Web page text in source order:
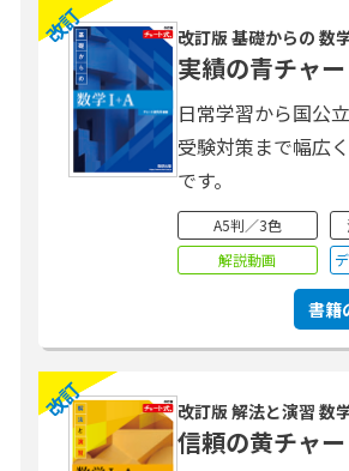
改訂 改訂版 基礎からの 数
実績の青チャー
日常学習から国公
受験対策まで幅広
です。
A5判／3色
解説動画
書籍
改訂 改訂版 解法と演習 数
信頼の黄チャー